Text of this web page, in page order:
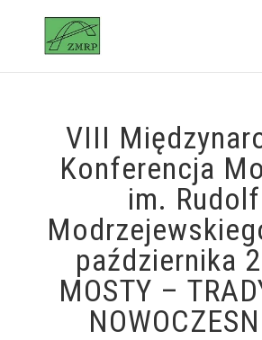
VIII
Konferencja
im.
października
MOSTY –